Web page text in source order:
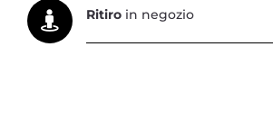
Ritiro in negozio